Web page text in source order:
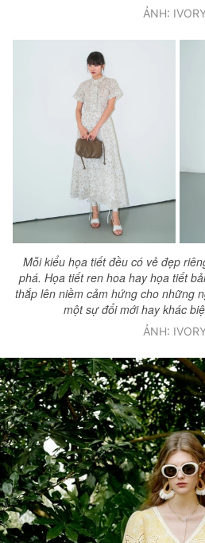
ẢNH:
Mỗi kiểu họa tiết đều có vẻ đẹp
phá. Họa tiết ren hoa hay họa tiết
thắp lên niềm cảm hứng cho những
một sự đổi mới hay khác
ẢNH: